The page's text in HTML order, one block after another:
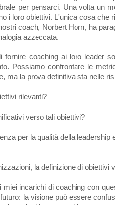
per pensarci. Una volta un
i loro obiettivi. L'unica cosa
coach, Norbert Horn, ha
azzeccata.
fornire coaching ai loro leader
Possiamo confrontare le
ma la prova definitiva sta nelle
rilevanti?
verso tali obiettivi?
per la qualità della
la definizione di
miei incarichi di coaching con
la visione può essere